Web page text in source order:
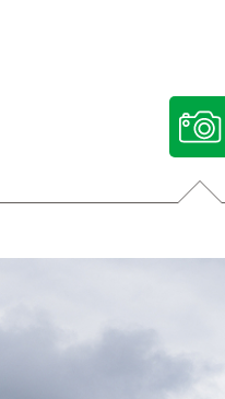
Nuestras voces
Multimedia
Redes sociales